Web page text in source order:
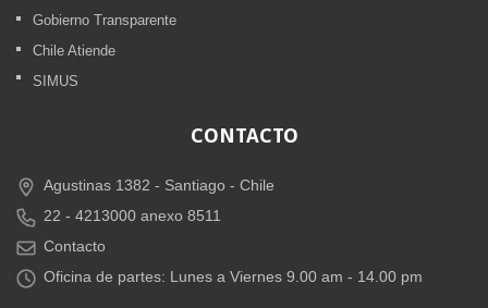
Gobierno Transparente
Chile Atiende
SIMUS
CONTACTO
Agustinas 1382 - Santiago - Chile
22 - 4213000 anexo 8511
Contacto
Oficina de partes: Lunes a Viernes 9.00 am - 14.00 pm